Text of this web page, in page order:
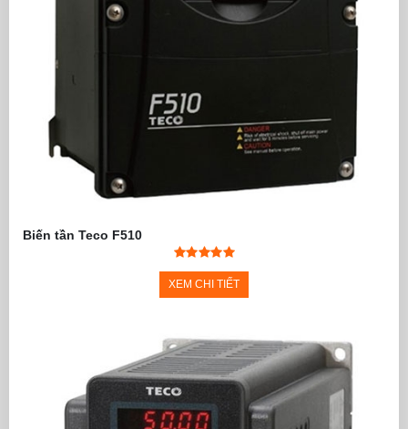
Biến tần Teco F510
XEM CHI TIẾT